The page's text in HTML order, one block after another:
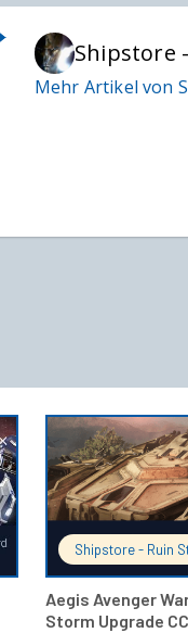
Shipstore
Mehr Artikel von
Shipstore - Ruin
Aegis Avenger
Storm Upgrade